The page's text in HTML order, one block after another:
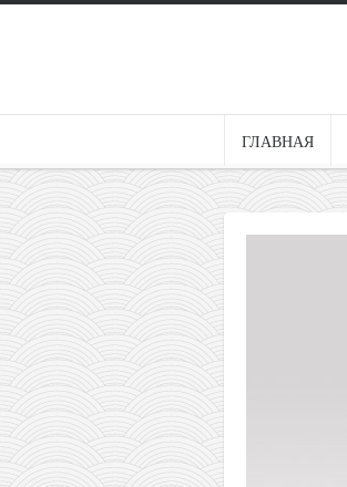
ГЛАВНАЯ